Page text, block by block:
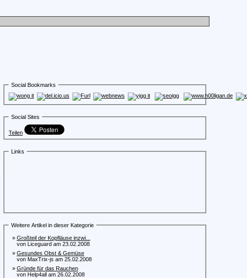
Social Bookmarks
Social Sites
Teilen
Links
Weitere Artikel in dieser Kategorie
» Großteil der Kopfläuse inzwi...
von Liceguard am 23.02.2008
» Gesundes Obst & Gemüse
von MaxTrix-js am 25.02.2008
» Gründe für das Rauchen
von Help4all am 26.02.2008